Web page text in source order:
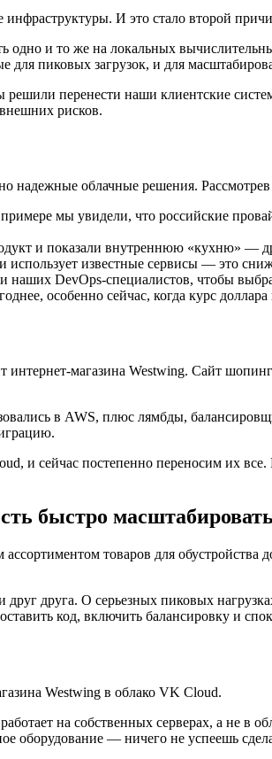
И это стало второй
и то же на локальных
пиковых загрузок, и для
перенести наши клиентские
рисков.
надежные облачные решения.
мы увидели, что российские
и показали внутреннюю «кухню» —
известные сервисы — это
наших DevOps-специалистов, чтобы
особенно сейчас, когда курс
магазина Westwing. Сайт
в AWS, плюс лямбды,
и сейчас постепенно переносим их
быстро
товаров для обустройства
друга. О серьезных пиковых
код, включить балансировку и
Westwing в облако VK Cloud.
на собственных серверах, а не в
оборудование — ничего не успеешь